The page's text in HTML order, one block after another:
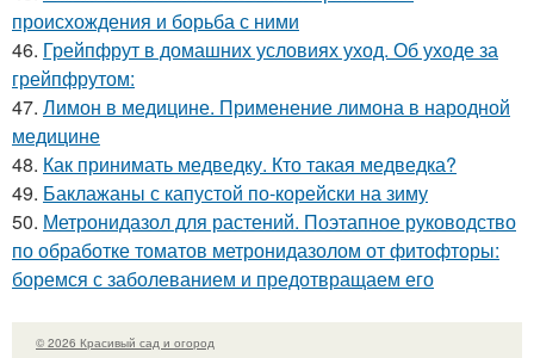
происхождения и борьба с ними
46. Грейпфрут в домашних условиях уход. Об уходе за
грейпфрутом:
47. Лимон в медицине. Применение лимона в народной
медицине
48. Как принимать медведку. Кто такая медведка?
49. Баклажаны с капустой по-корейски на зиму
50. Метронидазол для растений. Поэтапное руководство
по обработке томатов метронидазолом от фитофторы:
боремся с заболеванием и предотвращаем его
© 2026 Красивый сад и огород